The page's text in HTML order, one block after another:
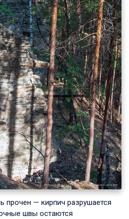
прочен — кирпич разрушается
швы остаются